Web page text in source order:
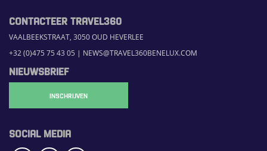
CONTACTEER TRAVEL360
VAALBEEKSTRAAT, 3050 OUD HEVERLEE
+32 (0)475 75 43 05 | NEWS@TRAVEL360BENELUX.COM
NIEUWSBRIEF
INSCHRIJVEN
SOCIAL MEDIA